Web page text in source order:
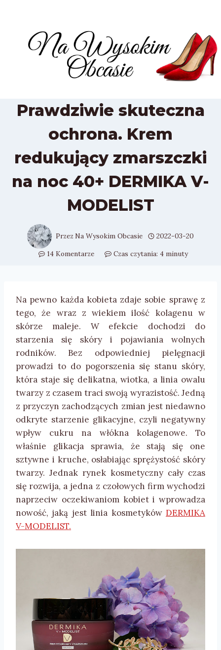
Prawdziwie skuteczna
ochrona. Krem
redukujący zmarszczki
na noc 40+ DERMIKA V-
MODELIST
Przez Na Wysokim Obcasie
2022-03-20
14 Komentarze
Czas czytania: 4 minuty
Na pewno każda kobieta zdaje sobie sprawę z
tego, że wraz z wiekiem ilość kolagenu w
skórze maleje. W efekcie dochodzi do
starzenia się skóry i pojawiania wolnych
rodników. Bez odpowiedniej pielęgnacji
prowadzi to do pogorszenia się stanu skóry,
która staje się delikatna, wiotka, a linia owalu
twarzy z czasem traci swoją wyrazistość. Jedną
z przyczyn zachodzących zmian jest niedawno
odkryte starzenie glikacyjne, czyli negatywny
wpływ cukru na włókna kolage­nowe. To
właśnie glikacja sprawia, że stają się one
sztywne i kruche, osłabiając sprężystość skóry
twarzy. Jednak rynek kosmetyczny cały czas
się rozwija, a jedna z czołowych firm wychodzi
naprzeciw oczekiwaniom kobiet i wprowadza
nowość, jaką jest linia kosmetyków DERMIKA
V-MODELIST.